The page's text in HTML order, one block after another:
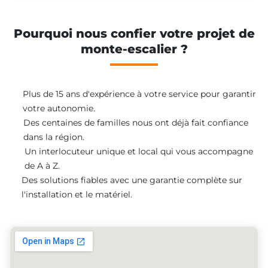
Pourquoi nous confier votre projet de
monte-escalier ?
Plus de 15 ans d'expérience à votre service pour garantir
votre autonomie.
Des centaines de familles nous ont déjà fait confiance
dans la région.
Un interlocuteur unique et local qui vous accompagne
de A à Z.
Des solutions fiables avec une garantie complète sur
l'installation et le matériel.